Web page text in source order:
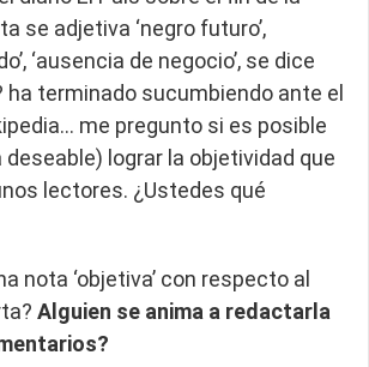
se adjetiva ‘negro futuro’,
‘ausencia de negocio’, se dice
terminado sucumbiendo ante el
me pregunto si es posible
lograr la objetividad que
lectores. ¿Ustedes qué
nota ‘objetiva’ con respecto al
Alguien se anima a redactarla